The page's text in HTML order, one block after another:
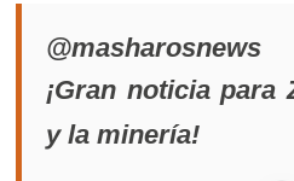
@masharosnews
¡Gran noticia para
y la minería!